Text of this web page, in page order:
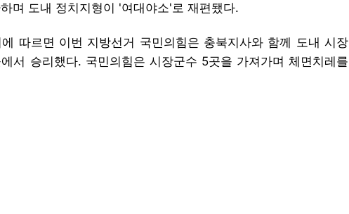
며 도내 정치지형이 '여대야소'로 재편됐다.
따르면 이번 지방선거 국민의힘은 충북지사와 함께 도내 시장
서 승리했다. 국민의힘은 시장군수 5곳을 가져가며 체면치레를